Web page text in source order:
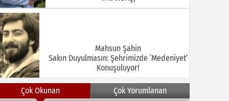
Mahsun Şahin
Sakın Duyulmasın: Şehrimizde ‘Medeniyet’
Konuşuluyor!
Çok Okunan Çok Yorumlanan